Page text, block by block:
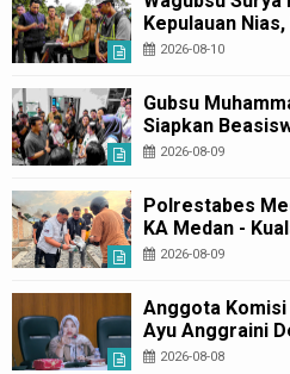
Kepulauan
Pemprov Sumut
2026-08-10
Gubsu
Siapkan
Kesehatan
2026-08-09
Polrestabes
KA Medan -
Narkoba
2026-08-09
Anggota Komisi
Ayu Anggraini
Rico Waas
2026-08-08